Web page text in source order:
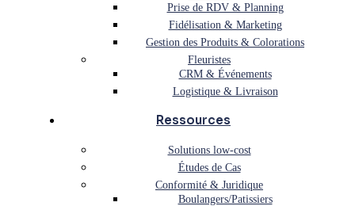
Prise de RDV & Planning
Fidélisation & Marketing
Gestion des Produits & Colorations
Fleuristes
CRM & Événements
Logistique & Livraison
Ressources
Solutions low-cost
Études de Cas
Conformité & Juridique
Boulangers/Patissiers